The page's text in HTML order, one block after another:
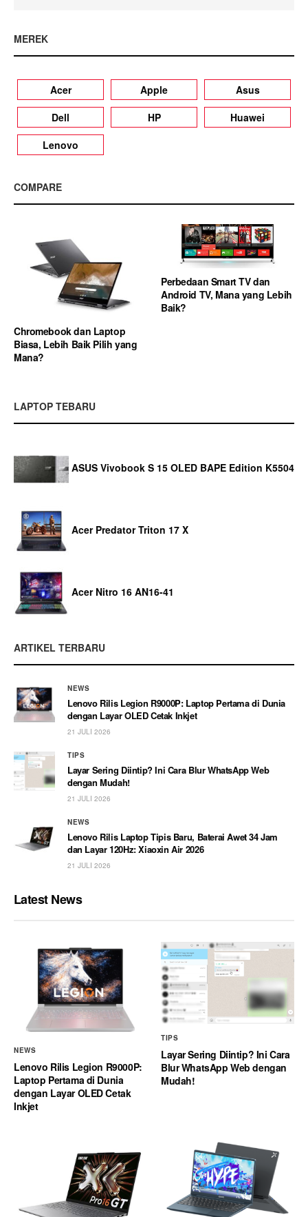
MEREK
Acer Apple
Asus
Dell
HP
Huawei
Lenovo
COMPARE
Chromebook dan Laptop
Biasa, Lebih Baik Pilih yang
Mana?
Perbedaan Smart TV dan
Android TV, Mana yang Lebih
Baik?
LAPTOP TEBARU
ASUS Vivobook S 15 OLED BAPE Edition K5504
Acer Predator Triton 17 X
Acer Nitro 16 AN16-41
ARTIKEL TERBARU
NEWS
Lenovo Rilis Legion R9000P: Laptop Pertama di Dunia
dengan Layar OLED Cetak Inkjet
21 JULI 2026
TIPS
Layar Sering Diintip? Ini Cara Blur WhatsApp Web
dengan Mudah!
21 JULI 2026
NEWS
Lenovo Rilis Laptop Tipis Baru, Baterai Awet 34 Jam
dan Layar 120Hz: Xiaoxin Air 2026
21 JULI 2026
Latest News
NEWS
Lenovo Rilis Legion R9000P:
Laptop Pertama di Dunia
dengan Layar OLED Cetak
Inkjet
TIPS
Layar Sering Diintip? Ini Cara
Blur WhatsApp Web dengan
Mudah!